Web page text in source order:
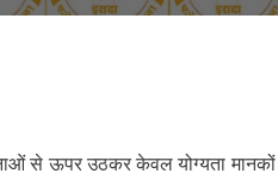
से ऊपर उठकर केवल योग्यता